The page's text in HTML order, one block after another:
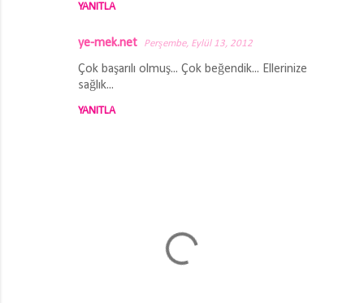
YANITLA
ye-mek.net Perşembe, Eylül 13, 2012
Çok başarılı olmuş... Çok beğendik... Ellerinize
sağlık...
YANITLA